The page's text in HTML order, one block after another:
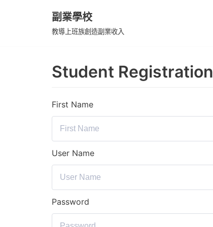
副業學校
教導上班族創造副業收入
Student Registration
First Name
User Name
Password